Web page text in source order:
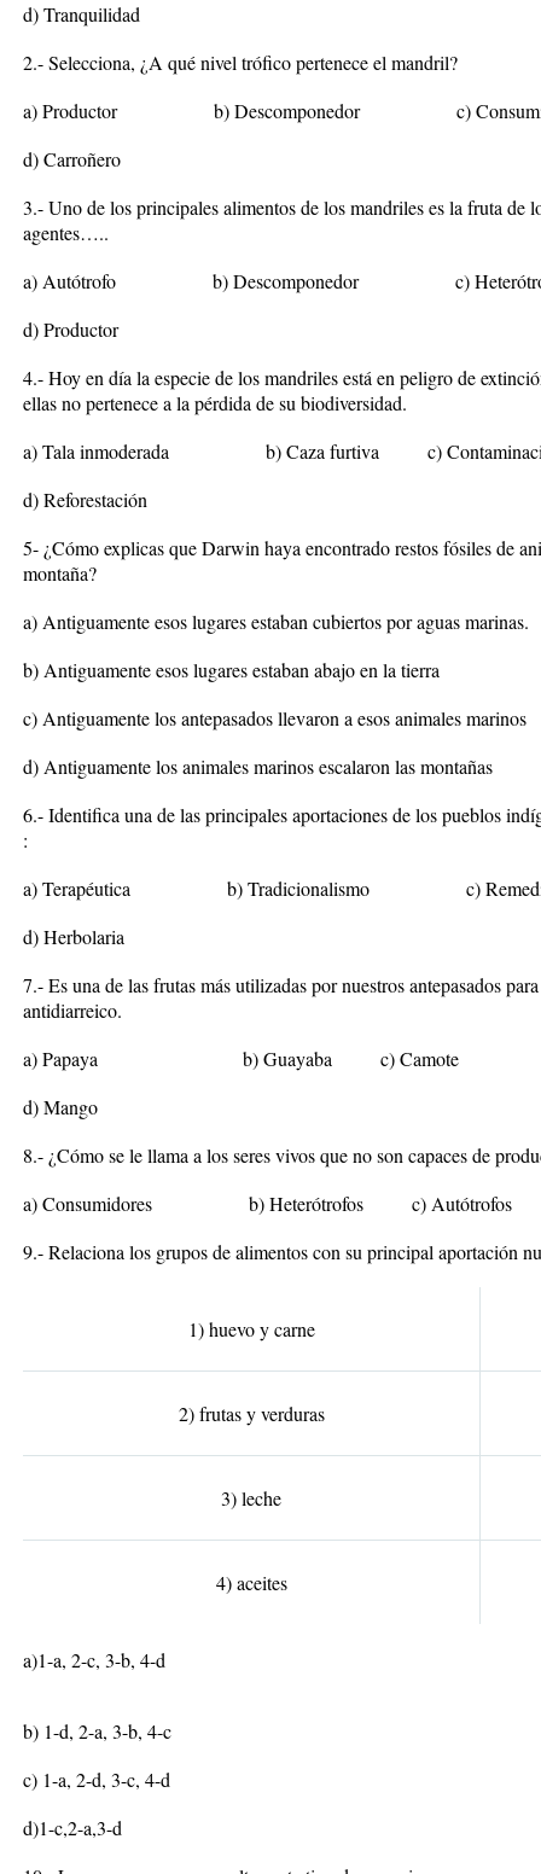
d) Tranquilidad
2.- Selecciona, ¿A qué nivel trófico pertenece el mandril?
a) Productor b) Descomponedor c)
d) Carroñero
3.- Uno de los principales alimentos de los mandriles es la fruta de
agentes…..
a) Autótrofo b) Descomponedor c)
d) Productor
4.- Hoy en día la especie de los mandriles está en peligro de
ellas no pertenece a la pérdida de su biodiversidad.
a) Tala inmoderada b) Caza furtiva c)
d) Reforestación
5- ¿Cómo explicas que Darwin haya encontrado restos fósiles de
montaña?
a) Antiguamente esos lugares estaban cubiertos por aguas marinas.
b) Antiguamente esos lugares estaban abajo en la tierra
c) Antiguamente los antepasados llevaron a esos animales marinos
d) Antiguamente los animales marinos escalaron las montañas
6.- Identifica una de las principales aportaciones de los pueblos
:
a) Terapéutica b) Tradicionalismo c)
d) Herbolaria
7.- Es una de las frutas más utilizadas por nuestros antepasados
antidiarreico.
a) Papaya b) Guayaba c)
d) Mango
8.- ¿Cómo se le llama a los seres vivos que no son capaces de
a) Consumidores b) Heterótrofos c) Autótrofos
9.- Relaciona los grupos de alimentos con su principal aportación
1) huevo y carne
2) frutas y verduras
3) leche
4) aceites
a)1-a, 2-c, 3-b, 4-d
b) 1-d, 2-a, 3-b, 4-c
c) 1-a, 2-d, 3-c, 4-d
d)1-c,2-a,3-d